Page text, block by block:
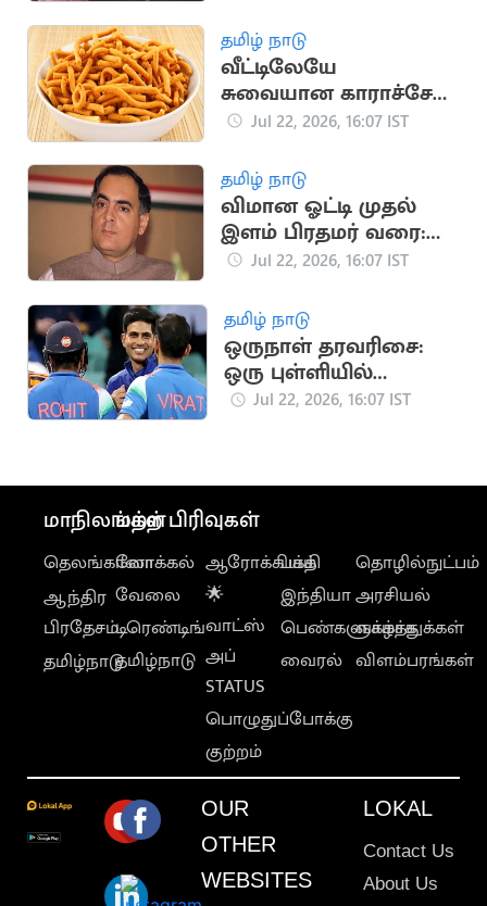
தமிழ் நாடு
வீட்டிலேயே
சுவையான காராச்சேவு
தயாரிப்பது எப்படி?
Jul 22, 2026, 16:07 IST
தமிழ் நாடு
விமான ஓட்டி முதல்
இளம் பிரதமர் வரை:
ராஜீவ் காந்தி வரலாறு
Jul 22, 2026, 16:07 IST
தமிழ் நாடு
ஒருநாள் தரவரிசை:
ஒரு புள்ளியில்
முதலிடத்தை இழந்த
Jul 22, 2026, 16:07 IST
மாநிலங்கள்
தெலங்கானா
ஆந்திர
பிரதேசம்
தமிழ்நாடு
மற்ற பிரிவுகள்
லோக்கல்
வேலை
டிரெண்டிங்
தமிழ்நாடு
ஆரோக்கியம்
🌟
வாட்ஸ்
அப்
STATUS
பொழுதுப்போக்கு
குற்றம்
பக்தி
இந்தியா
பெண்களுக்காக
வைரல்
தொழில்நுட்பம்
அரசியல்
வாழ்த்துக்கள்
விளம்பரங்கள்
OUR
OTHER
WEBSITES
LOKAL
Contact Us
About Us